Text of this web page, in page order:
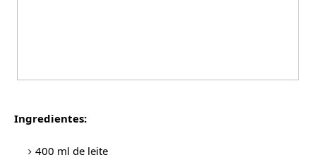
Ingredientes:
400 ml de leite